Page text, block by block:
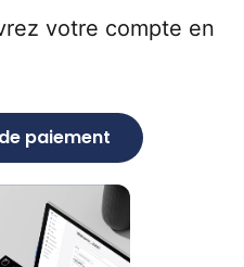
votre compte en
paiement